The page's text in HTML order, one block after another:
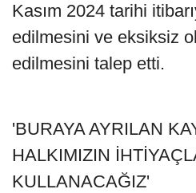
Kasım 2024 tarihi
edilmesini ve eksiksiz
edilmesini talep etti.
'BURAYA AYRILAN
HALKIMIZIN
KULLANACAĞIZ'